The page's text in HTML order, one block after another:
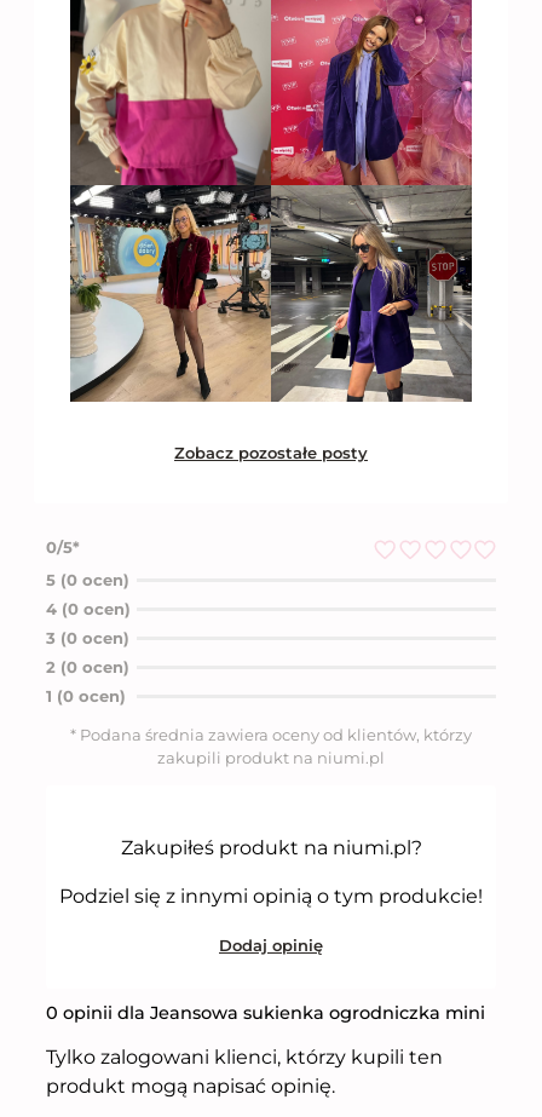
Zobacz pozostałe posty
0/5*
5
n
5 (0 ocen)
4 (0 ocen)
3 (0 ocen)
2 (0 ocen)
1 (0 ocen)
* Podana średnia zawiera oceny od klientów, którzy
zakupili produkt na niumi.pl
Zakupiłeś produkt na niumi.pl?
Podziel się z innymi opinią o tym produkcie!
Dodaj opinię
0 opinii dla Jeansowa sukienka ogrodniczka mini
Tylko zalogowani klienci, którzy kupili ten
produkt mogą napisać opinię.